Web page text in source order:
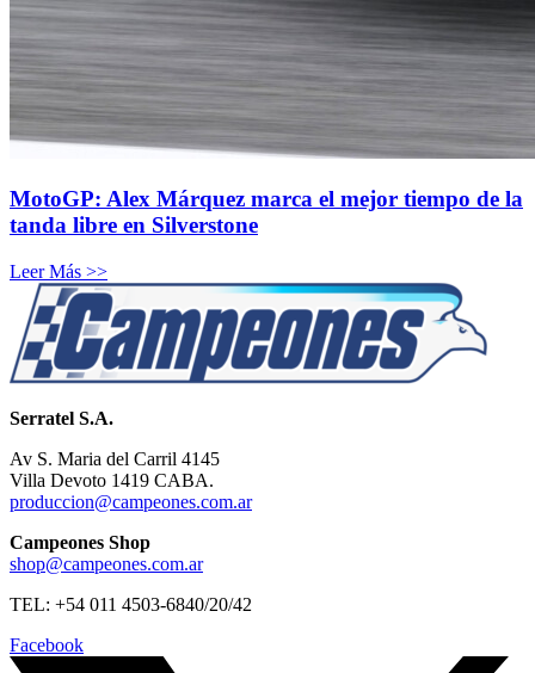
MotoGP: Alex Márquez marca el mejor tiempo de la
tanda libre en Silverstone
Leer Más >>
Serratel S.A.
Av S. Maria del Carril 4145
Villa Devoto 1419 CABA.
produccion@campeones.com.ar
Campeones Shop
shop@campeones.com.ar
TEL: +54 011 4503-6840/20/42
Facebook